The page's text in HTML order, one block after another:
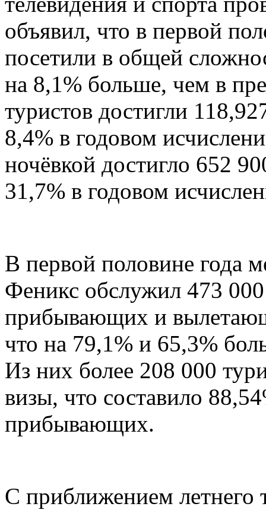
объявил, что в первой
посетили в общей
на 8,1% больше, чем в
туристов достигли
8,4% в годовом
ночёвкой достигло 652
31,7% в годовом
В первой половине года
Феникс обслужил 473
прибывающих и
что на 79,1% и 65,3%
Из них более 208 000
визы, что составило
прибывающих.
С приближением летнего